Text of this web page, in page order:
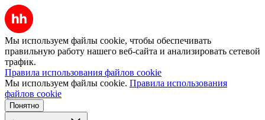
Мы используем файлы cookie, чтобы обеспечивать
правильную работу нашего веб-сайта и анализировать сетевой
трафик.
Правила использования файлов cookie
Мы используем файлы cookie. Правила использования
файлов cookie
Понятно